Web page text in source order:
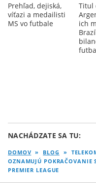
Prehľad, dejiská,
víťazi a medailisti
MS vo futbale
Titul
ich
NACHÁDZATE SA TU:
DOMOV » BLOG »
OZNAMUJÚ POKRAČOVANIE
PREMIER LEAGUE